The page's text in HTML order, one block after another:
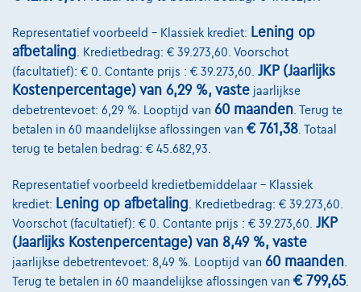
Ford Transit Custom
V710 2.0 TDCI 320 L2H1 DUB CAB *Camera*App Connect
Representatief voorbeeld – Klassiek krediet: Lening op
afbetaling . Kredietbedrag: € 39.273,60. Voorschot
(facultatief): € 0. Contante prijs : € 39.273,60. JKP (Jaarlijks
Kostenpercentage) van 6,29 %, vaste jaarlijkse
debetrentevoet: 6,29 %. Looptijd van 60 maanden . Terug te
betalen in 60 maandelijkse aflossingen van € 761,38 . Totaal
terug te betalen bedrag: € 45.682,93.
Representatief voorbeeld kredietbemiddelaar – Klassiek
krediet: Lening op afbetaling . Kredietbedrag: € 39.273,60.
Voorschot (facultatief): € 0. Contante prijs : € 39.273,60. JKP
(Jaarlijks Kostenpercentage) van 8,49 %, vaste
jaarlijkse debetrentevoet: 8,49 %. Looptijd van 60 maanden
Terug te betalen in 60 maandelijkse aflossingen van € 799,65.